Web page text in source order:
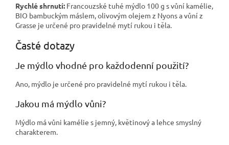
Rychlé shrnutí: Francouzské tuhé mýdlo 100 g s vůní kamélie,
BIO bambuckým máslem, olivovým olejem z Nyons a vůní z
Grasse je určené pro pravidelné mytí rukou i těla.
Časté dotazy
Je mýdlo vhodné pro každodenní použití?
Ano, mýdlo je určené pro pravidelné mytí rukou i těla.
Jakou má mýdlo vůni?
Mýdlo má vůni kamélie s jemný, květinový a lehce smyslný
charakterem.